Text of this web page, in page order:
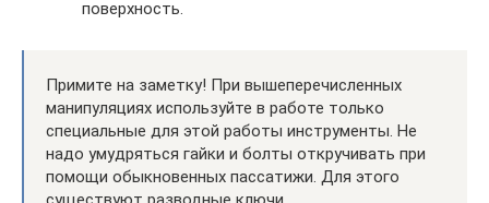
поверхность.
Примите на заметку! При вышеперечисленных
манипуляциях используйте в работе только
специальные для этой работы инструменты. Не
надо умудряться гайки и болты откручивать при
помощи обыкновенных пассатижи. Для этого